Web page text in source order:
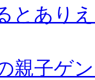
とあり
親子ゲ